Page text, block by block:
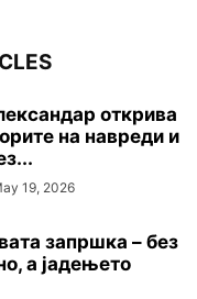
открива
на навреди и
19, 2026
запршка – без
а јадењето